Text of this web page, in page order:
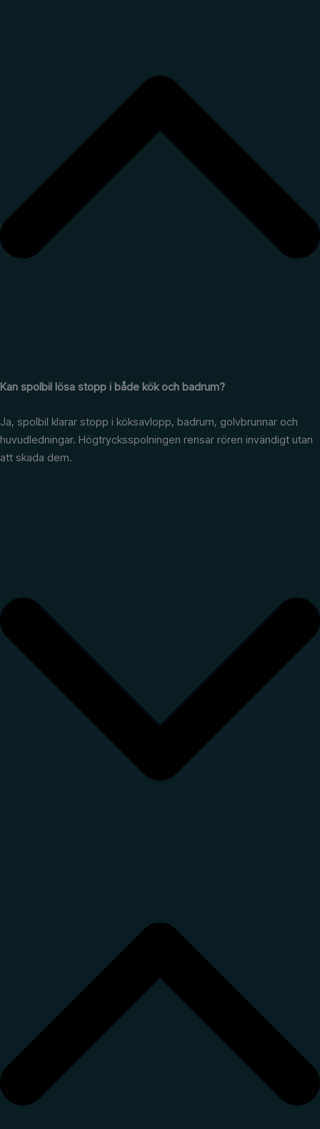
Kan spolbil lösa stopp i både kök och badrum?
Ja, spolbil klarar stopp i köksavlopp, badrum, golvbrunnar och
huvudledningar. Högtrycksspolningen rensar rören invändigt utan
att skada dem.